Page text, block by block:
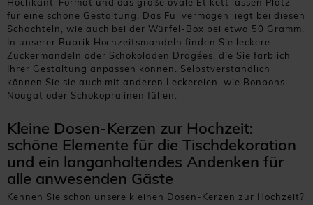
Hochkant-Format und das große ovale Etikett lassen Platz
für eine schöne Gestaltung. Das Füllvermögen liegt bei diesen
Schachteln, wie auch bei der Würfel-Box bei etwa 50 Gramm.
In unserer Rubrik Hochzeitsmandeln finden Sie leckere
Zuckermandeln oder Schokoladen Dragées, die Sie farblich
Ihrer Gestaltung anpassen können. Selbstverständlich
können Sie sie auch mit anderen Leckereien, wie Bonbons,
Nougat oder Schokopralinen füllen.
Kleine Dosen-Kerzen zur Hochzeit:
schöne Elemente für die Tischdekoration
und ein langanhaltendes Andenken für
alle anwesenden Gäste
Kennen Sie schon unsere kleinen Dosen-Kerzen zur Hochzeit?